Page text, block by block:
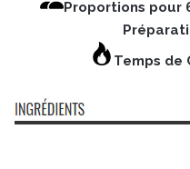
Proportions pour
Temps de